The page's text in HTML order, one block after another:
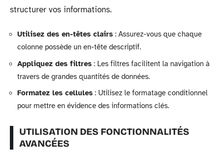
structurer vos informations.
Utilisez des en-têtes clairs : Assurez-vous que chaque
colonne possède un en-tête descriptif.
Appliquez des filtres : Les filtres facilitent la navigation à
travers de grandes quantités de données.
Formatez les cellules : Utilisez le formatage conditionnel
pour mettre en évidence des informations clés.
UTILISATION DES FONCTIONNALITÉS
AVANCÉES